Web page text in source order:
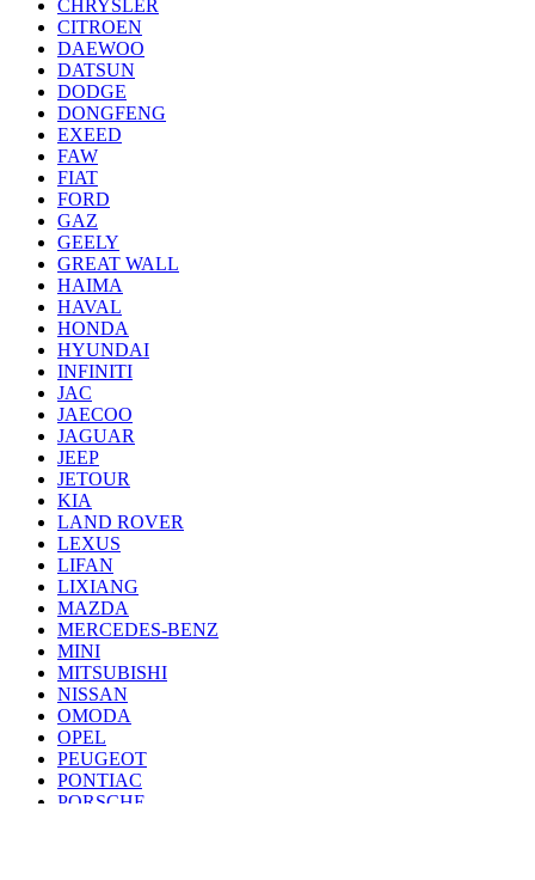
CHRYSLER
CITROEN
DAEWOO
DATSUN
DODGE
DONGFENG
EXEED
FAW
FIAT
FORD
GAZ
GEELY
GREAT WALL
HAIMA
HAVAL
HONDA
HYUNDAI
INFINITI
JAC
JAECOO
JAGUAR
JEEP
JETOUR
KIA
LAND ROVER
LEXUS
LIFAN
LIXIANG
MAZDA
MERCEDES-BENZ
MINI
MITSUBISHI
NISSAN
OMODA
OPEL
PEUGEOT
PONTIAC
PORSCHE